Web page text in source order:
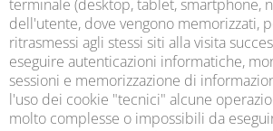
terminale (desktop, tablet, smartphone,
dell'utente, dove vengono memorizzati,
ritrasmessi agli stessi siti alla visita
eseguire autenticazioni informatiche,
sessioni e memorizzazione di
l'uso dei cookie "tecnici" alcune
molto complesse o impossibili da